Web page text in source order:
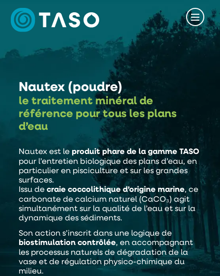
Nautex (poudre)
le traitement minéral de
référence pour tous les plans
d’eau
Nautex est le produit phare de la gamme TASO
pour l’entretien biologique des plans d’eau, en
particulier en pisciculture et sur les grandes
surfaces.
Issu decraie coccolithique d’origine marine, ce
carbonate de calcium naturel (CaCO₃) agit
simultanément sur la qualité de l’eau et sur la
dynamique des sédiments.
Son action s’inscrit dans une logique de
biostimulation contrôlée, en accompagnant
les processus naturels de dégradation de la
vase et de régulation physico-chimique du
milieu.